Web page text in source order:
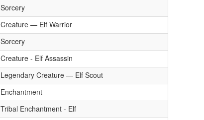
Sorcery
Creature — Elf Warrior
Sorcery
Creature - Elf Assassin
Legendary Creature — Elf Scout
Enchantment
Tribal Enchantment - Elf